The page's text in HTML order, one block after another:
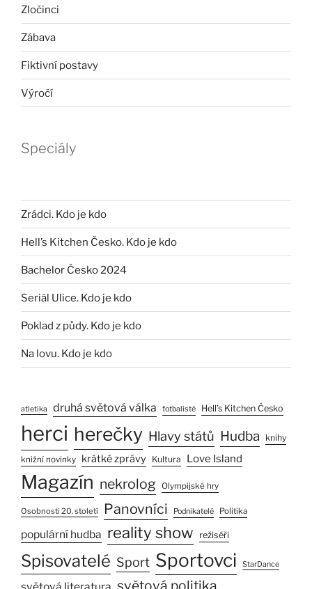
Zločinci
Zábava
Fiktivní postavy
Výročí
Speciály
Zrádci. Kdo je kdo
Hell’s Kitchen Česko. Kdo je kdo
Bachelor Česko 2024
Seriál Ulice. Kdo je kdo
Poklad z půdy. Kdo je kdo
Na lovu. Kdo je kdo
atletika druhá světová válka fotbalisté Hell’s Kitchen Česko
herci herečky Hlavy států Hudba knihy
knižní novinky krátké zprávy Kultura Love Island
Magazín nekrolog Olympijské hry
Osobnosti 20. století Panovníci Podnikatelé Politika
populární hudba reality show režiséři
Spisovatelé Sport Sportovci StarDance
světová politika